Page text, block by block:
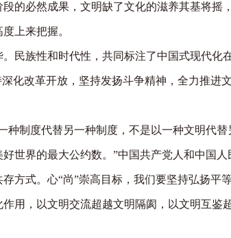
的必然成果，文明缺了文化的滋养其基将摇
上来把握。
民族性和时代性，共同标注了中国式现代化
化改革开放，坚持发扬斗争精神，全力推进
制度代替另一种制度，不是以一种文明代替
世界的最大公约数。”中国共产党人和中国人
方式。心“尚”崇高目标，我们要坚持弘扬平
用，以文明交流超越文明隔阂，以文明互鉴